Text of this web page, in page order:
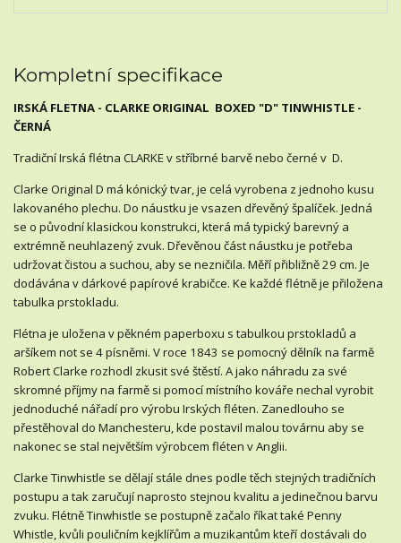
Kompletní specifikace
IRSKÁ FLETNA - CLARKE ORIGINAL BOXED "D" TINWHISTLE -
ČERNÁ
Tradiční Irská flétna CLARKE v stříbrné barvě nebo černé v D.
Clarke Original D má kónický tvar, je celá vyrobena z jednoho kusu
lakovaného plechu. Do náustku je vsazen dřevěný špalíček. Jedná
se o původní klasickou konstrukci, která má typický barevný a
extrémně neuhlazený zvuk. Dřevěnou část náustku je potřeba
udržovat čistou a suchou, aby se nezničila. Měří přibližně 29 cm. Je
dodávána v dárkové papírové krabičce. Ke každé flétně je přiložena
tabulka prstokladu.
Flétna je uložena v pěkném paperboxu s tabulkou prstokladů a
aršíkem not se 4 písněmi. V roce 1843 se pomocný dělník na farmě
Robert Clarke rozhodl zkusit své štěstí. A jako náhradu za své
skromné příjmy na farmě si pomocí místního kováře nechal vyrobit
jednoduché nářadí pro výrobu Irských fléten. Zanedlouho se
přestěhoval do Manchesteru, kde postavil malou továrnu aby se
nakonec se stal největším výrobcem fléten v Anglii.
Clarke Tinwhistle se dělají stále dnes podle těch stejných tradičních
postupu a tak zaručují naprosto stejnou kvalitu a jedinečnou barvu
zvuku. Flétně Tinwhistle se postupně začalo říkat také Penny
Whistle, kvůli pouličním kejklířům a muzikantům kteří dostávali do